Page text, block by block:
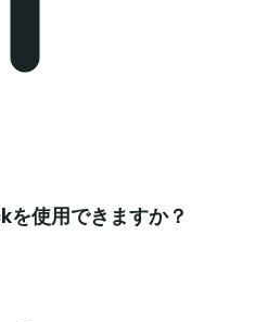
使用できますか？